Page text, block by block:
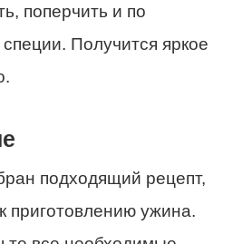
поперчить и по
Получится яркое
подходящий рецепт,
приготовлению ужина.